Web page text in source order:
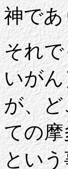
神で
それ
いが
が、
ての
とい